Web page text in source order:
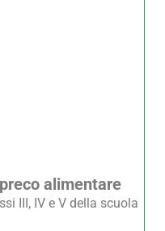
alimentare
III, IV e V della scuola